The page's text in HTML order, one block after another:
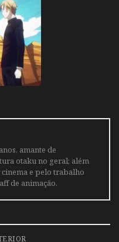
amante de
otaku no geral; além
e pelo trabalho
de animação.